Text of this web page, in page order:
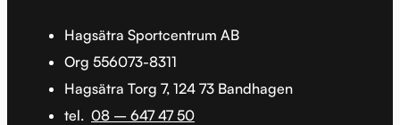
Hagsätra Sportcentrum AB
Org 556073-8311
Hagsätra Torg 7, 124 73 Bandhagen
tel. 08 – 647 47 50